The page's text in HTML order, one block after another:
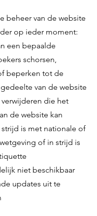
beheer van de website
op ieder moment:
een bepaalde
schorsen,
beperken tot de
van de website
die het
de website kan
is met nationale of
of in strijd is
niet beschikbaar
updates uit te